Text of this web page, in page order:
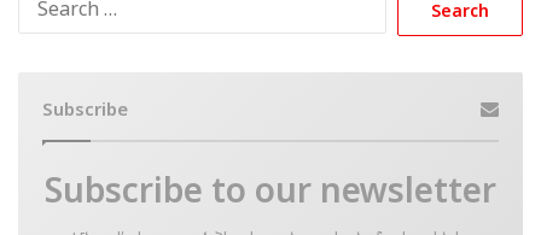
Subscribe
Subscribe to our newsletter